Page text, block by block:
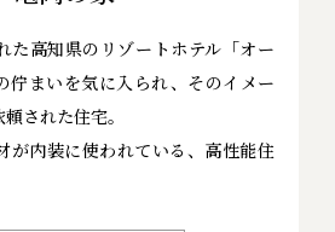
た高知県のリゾートホテル「オー
佇まいを気に入られ、そのイメー
された住宅。
が内装に使われている、高性能住